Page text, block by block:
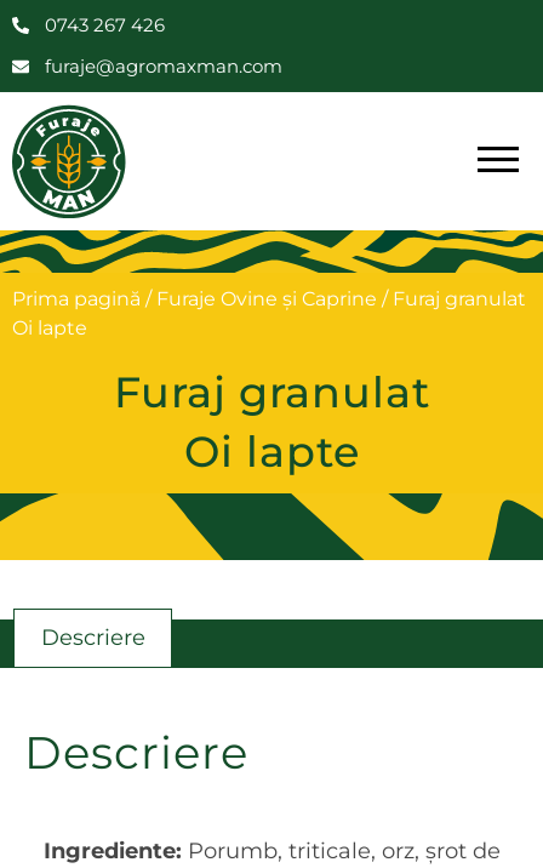
0743 267 426
furaje@agromaxman.com
Prima pagină / Furaje Ovine și Caprine / Furaj granulat
Oi lapte
Furaj granulat
Oi lapte
Descriere
Descriere
Ingrediente: Porumb, triticale, orz, şrot de